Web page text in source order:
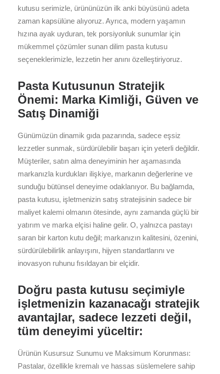
kutusu serimizle, ürününüzün ilk anki büyüsünü adeta
zaman kapsülüne alıyoruz. Ayrıca, modern yaşamın
hızına ayak uyduran, tek porsiyonluk sunumlar için
mükemmel çözümler sunan dilim pasta kutusu
seçeneklerimizle, lezzetin her anını özelleştiriyoruz.
Pasta Kutusunun Stratejik
Önemi: Marka Kimliği, Güven ve
Satış Dinamiği
Günümüzün dinamik gıda pazarında, sadece eşsiz
lezzetler sunmak, sürdürülebilir başarı için yeterli değildir.
Müşteriler, satın alma deneyiminin her aşamasında
markanızla kurdukları ilişkiye, markanın değerlerine ve
sunduğu bütünsel deneyime odaklanıyor. Bu bağlamda,
pasta kutusu, işletmenizin satış stratejisinin sadece bir
maliyet kalemi olmanın ötesinde, aynı zamanda güçlü bir
yatırım ve marka elçisi haline gelir. O, yalnızca pastayı
saran bir karton kutu değil; markanızın kalitesini, özenini,
sürdürülebilirlik anlayışını, hijyen standartlarını ve
inovasyon ruhunu fısıldayan bir elçidir.
Doğru pasta kutusu seçimiyle
işletmenizin kazanacağı stratejik
avantajlar, sadece lezzeti değil,
tüm deneyimi yüceltir:
Ürünün Kusursuz Sunumu ve Maksimum Korunması:
Pastalar, özellikle kremalı ve hassas süslemelere sahip